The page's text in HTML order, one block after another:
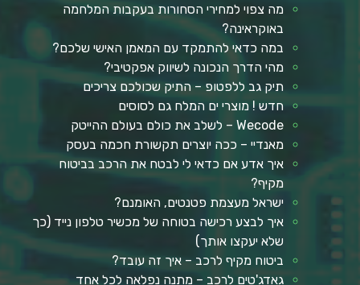
מה צפוי למחירי הסחורות בעקבות המלחמה
באוקראינה?
במה כדאי להתמקד עם המאמן האישי שלכם?
מהי הדרך הנכונה לשיווק אפקטיבי?
תיק גב ללפטופ – התיק שכולכם צריכים
חדש ! מוצרי ים המלח גם לסוסים
Wecode – לשלב את כולם בעולם ההייטק
מאנדיי – ככה יוצרים תקשורת חכמה בעסק
איך אדע אם כדאי לי לבטח את הרכב בביטוח
מקיף?
ישראל מעצמת פטנטים, האומנם?
איך לבצע רכישה בטוחה של מכשיר טלפון נייד (כך
שלא יעקצו אותך)
ביטוח מקיף לרכב – איך זה עובד?
גאדג'טים לרכב – מתנה נפלאה לכל אחד